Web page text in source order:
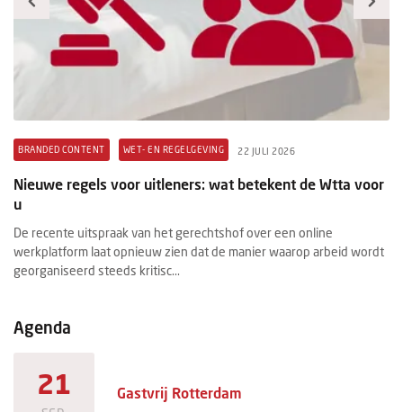
BRANDED CONTENT WET- EN REGELGEVING 22 JULI 2026
Nieuwe regels voor uitleners: wat betekent de Wtta voor
u
De recente uitspraak van het gerechtshof over een online
werkplatform laat opnieuw zien dat de manier waarop arbeid wordt
georganiseerd steeds kritisc...
Agenda
21 Gastvrij Rotterdam